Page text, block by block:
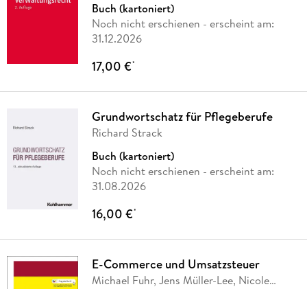
Buch (kartoniert)
Noch nicht erschienen - erscheint am:
31.12.2026
17,00 €*
Grundwortschatz für Pflegeberufe
Richard Strack
Buch (kartoniert)
Noch nicht erschienen - erscheint am:
31.08.2026
16,00 €*
E-Commerce und Umsatzsteuer
Michael Fuhr, Jens Müller-Lee, Nicole